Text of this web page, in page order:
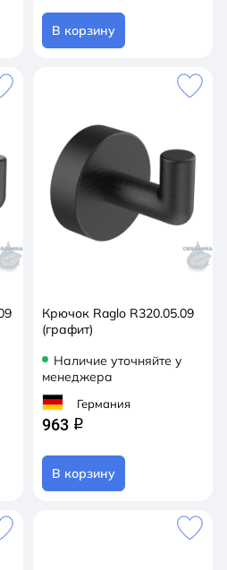
В корзину
Крючок Raglo R320.05.09
(графит)
Наличие уточняйте у
менеджера
Германия
963 q
В корзину